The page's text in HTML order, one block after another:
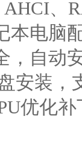
、
本电脑
，自动
安装，
优化